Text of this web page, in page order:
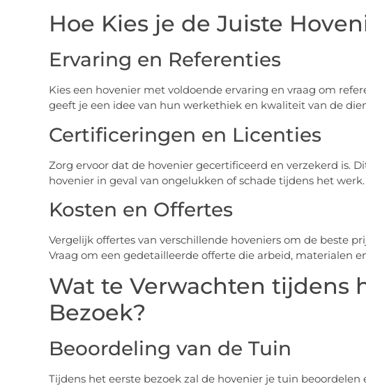
Hoe Kies je de Juiste
Ervaring en Referenties
Kies een hovenier met voldoende ervaring en vraag om
geeft je een idee van hun werkethiek en kwaliteit van de
Certificeringen en Licenties
Zorg ervoor dat de hovenier gecertificeerd en verzekerd is.
hovenier in geval van ongelukken of schade tijdens het werk.
Kosten en Offertes
Vergelijk offertes van verschillende hoveniers om de beste
Vraag om een gedetailleerde offerte die arbeid, materialen
Wat te Verwachten tijdens
Bezoek?
Beoordeling van de Tuin
Tijdens het eerste bezoek zal de hovenier je tuin